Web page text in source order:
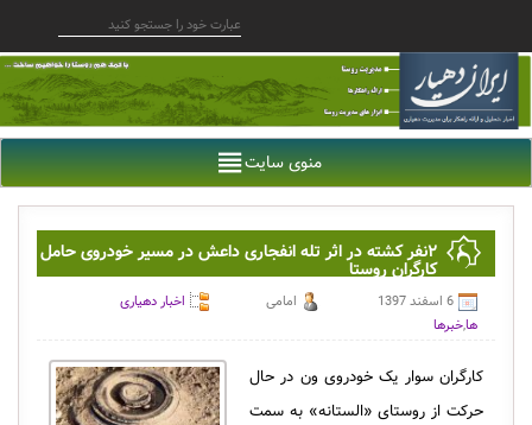
منوی سایت
۲نفر کشته در اثر تله انفجاری داعش در مسیر خودروی حامل
کارگران روستا
6 اسفند 1397 امامی
اخبار دهیاری
ها,خبرها
کارگران سوار یک خودروی ون در حال
حرکت از روستای «الستانه» به سمت